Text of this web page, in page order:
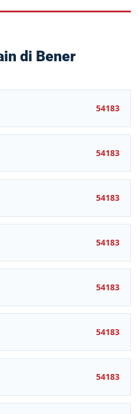
di Bener
54183
54183
54183
54183
54183
54183
54183